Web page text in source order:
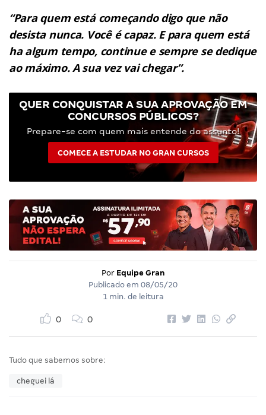
“Para quem está começando digo que não
desista nunca. Você é capaz. E para quem está
ha algum tempo, continue e sempre se dedique
ao máximo. A sua vez vai chegar”.
QUER CONQUISTAR A SUA APROVAÇÃO EM
CONCURSOS PÚBLICOS?
Prepare-se com quem mais entende do assunto!
COMECE A ESTUDAR NO GRAN CURSOS
Por Equipe Gran
Publicado em 08/05/20
1 min. de leitura
0 0
Tudo que sabemos sobre:
cheguei lá